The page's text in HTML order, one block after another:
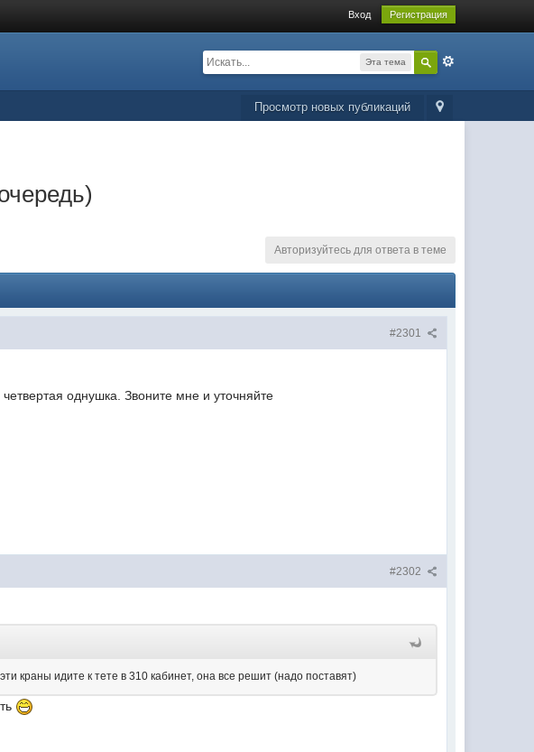
Вход Регистрация
Эта тема
Просмотр новых публикаций
Авторизуйтесь для ответа в теме
#2301
однушка. Звоните мне и уточняйте
#2302
краны идите к тете в 310 кабинет, она все решит (надо поставят)